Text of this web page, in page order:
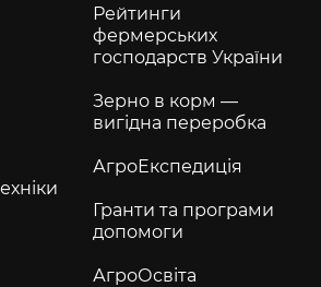
Рейтинги
фермерських
господарств України
Зерно в корм —
вигідна переробка
АгроЕкспедиція
Гранти та програми
допомоги
АгроОсвіта